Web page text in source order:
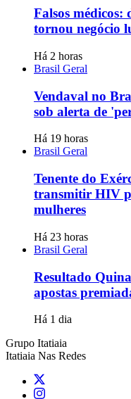
Falsos médicos:
tornou negócio
Há 2 horas
Brasil Geral
Vendaval no
sob alerta de
Há 19 horas
Brasil Geral
Tenente do
transmitir HIV
mulheres
Há 23 horas
Brasil Geral
Resultado
apostas
Há 1 dia
Grupo Itatiaia
Itatiaia Nas Redes